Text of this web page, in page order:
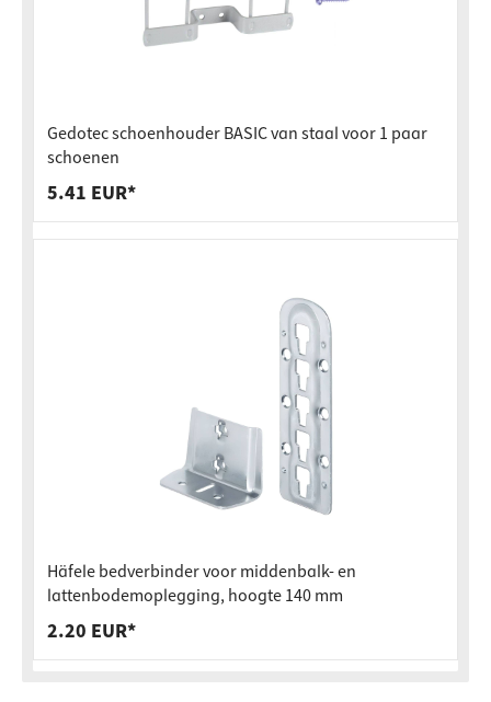
Gedotec schoenhouder BASIC van staal voor 1 paar
schoenen
5.41 EUR*
Häfele bedverbinder voor middenbalk- en
lattenbodemoplegging, hoogte 140 mm
2.20 EUR*